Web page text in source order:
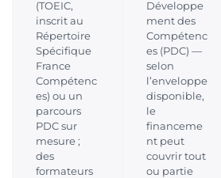
(TOEIC,
inscrit au
Répertoire
Spécifique
France
Compétenc
es) ou un
parcours
PDC sur
mesure ;
des
formateurs
Développe
ment des
Compétenc
es (PDC) —
selon
l’enveloppe
disponible,
le
financeme
nt peut
couvrir tout
ou partie